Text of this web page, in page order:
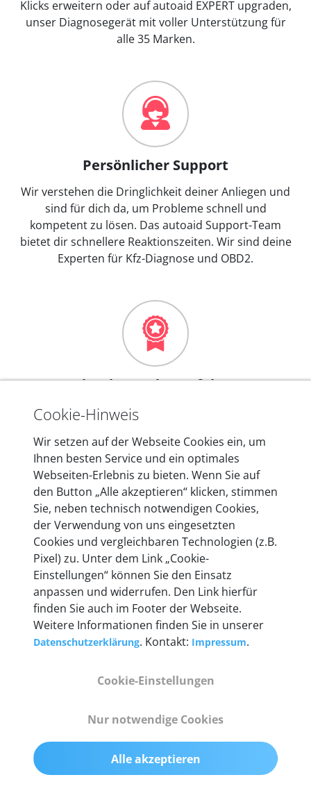
Klicks erweitern oder auf autoaid EXPERT upgraden,
unser Diagnosegerät mit voller Unterstützung für
alle 35 Marken.
Persönlicher Support
Wir verstehen die Dringlichkeit deiner Anliegen und
sind für dich da, um Probleme schnell und
kompetent zu lösen. Das autoaid Support-Team
bietet dir schnellere Reaktionszeiten. Wir sind deine
Experten für Kfz-Diagnose und OBD2.
Mehr als 10 Jahre Erfahrung
In den Kfz-Diagnosegeräten von autoaid stecken
entwickeln wir unsere Produkte am Standort in
Berlin laufend weiter. Auf diese Qualität vertrauen
heute mehr als 60.000 Privatkunden und
Unternehmen.
Technische Details &
Lieferumfang
55 mm x 25 mm x 12 mm
200 g
Cookie-Hinweis
Wir setzen auf der Webseite Cookies ein, um
Ihnen besten Service und ein optimales
Webseiten-Erlebnis zu bieten. Wenn Sie auf
den Button „Alle akzeptieren“ klicken, stimmen
Sie, neben technisch notwendigen Cookies,
der Verwendung von uns eingesetzten
Cookies und vergleichbaren Technologien (z.B.
Pixel) zu. Unter dem Link „Cookie-
Einstellungen“ können Sie den Einsatz
anpassen und widerrufen. Den Link hierfür
finden Sie auch im Footer der Webseite.
Weitere Informationen finden Sie in unserer
Datenschutzerklärung. Kontakt: Impressum.
Cookie-Einstellungen
Nur notwendige Cookies
Alle akzeptieren